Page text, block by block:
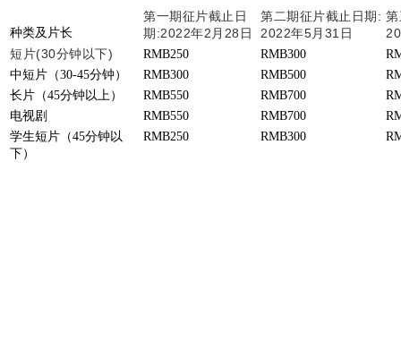
种类及片长
第一期征片截止日
期:2022年2月28日
第二期征片截止日期:
2022年5月31日
短片(30分钟以下)
RMB250 RMB300
中短片（30-45分钟）
RMB300 RMB500
长片（45分钟以上）
RMB550 RMB700
电视剧
RMB550 RMB700
学生短片（45分钟以
下）
RMB250 RMB300